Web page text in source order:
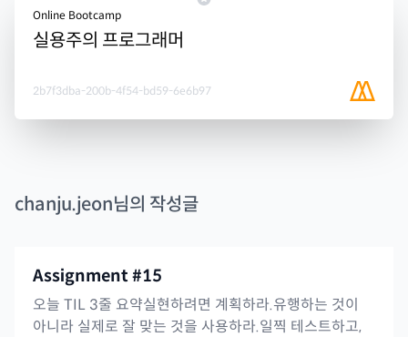
Online Bootcamp
실용주의 프로그래머
2b7f3dba-200b-4f54-bd59-6e6b97
chanju.jeon님의 작성글
Assignment #15
오늘 TIL 3줄 요약실현하려면 계획하라.유행하는 것이
아니라 실제로 잘 맞는 것을 사용하라.일찍 테스트하고,